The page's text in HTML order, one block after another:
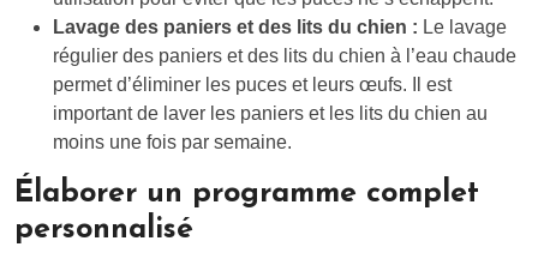
Lavage des paniers et des lits du chien : Le lavage
régulier des paniers et des lits du chien à l’eau chaude
permet d’éliminer les puces et leurs œufs. Il est
important de laver les paniers et les lits du chien au
moins une fois par semaine.
Élaborer un programme complet
personnalisé